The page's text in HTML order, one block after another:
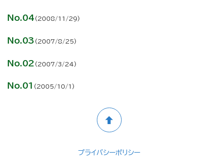
No.04(2008/11/29)
No.03 (2007/8/25)
No.02 (2007/3/24)
No.01 (2005/10/1)
プライバシーポリシー